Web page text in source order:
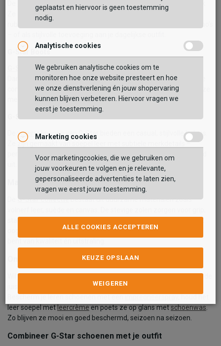
G-Star sneakers
zijn ideaal voor een sportieve, moderne look.
Ze combineren ademend textiel met soepel leer en stevige
rubberzolen voor extra grip. Perfect te dragen met jeans of chino’s
G-Star Boots
G-Star bootsstaan voor kracht, duurzaamheid en comfort.
Dankzij het gebruik van premium leer, grove profielen en stevige
constructies zijn ze ideaal voor de herfst en winter. Combineer ze
met een denim of leren jas voor een stoere urban look.
G-Star Veterschoenen
veterschoenen
van G-Star bieden een casual, stijlvolle balans.
Ze zijn gemaakt van soepel leer met subtiele merkdetails –
perfect voor een verzorgde look op kantoor of tijdens een avond
Materialen & kwaliteit
G-Star collectiebestaat uit duurzame materialen zoals
stabiliteit en loopcomfort. Bovendien is elk paar ontworpen met
oog voor detail – van stiksels tot branding – zodat je verzekerd
Onderhoud & verzorging
Wil je dat jouwG-Star schoenenlanger meegaan? Gebruik dan de
onderhoudsproductenvan Schuurman Schoenen.
Bescherm je leren schoenen met eenimpregneerspray, houd het
leer soepel metleercrèmeen poets ze op glans metschoenwas.
Zo blijven ze mooi en goed beschermd, seizoen na seizoen.
Combineer G-Star schoenen met je outfit
geplaatst en hiervoor is geen toestemming
nodig.
Analytische cookies
We gebruiken analytische cookies om te
monitoren hoe onze website presteert en hoe
we onze dienstverlening én jouw shopervaring
kunnen blijven verbeteren. Hiervoor vragen we
eerst je toestemming.
Marketing cookies
Voor marketingcookies, die we gebruiken om
jouw voorkeuren te volgen en je relevante,
gepersonaliseerde advertenties te laten zien,
vragen we eerst jouw toestemming.
ALLE COOKIES ACCEPTEREN
KEUZE OPSLAAN
WEIGEREN